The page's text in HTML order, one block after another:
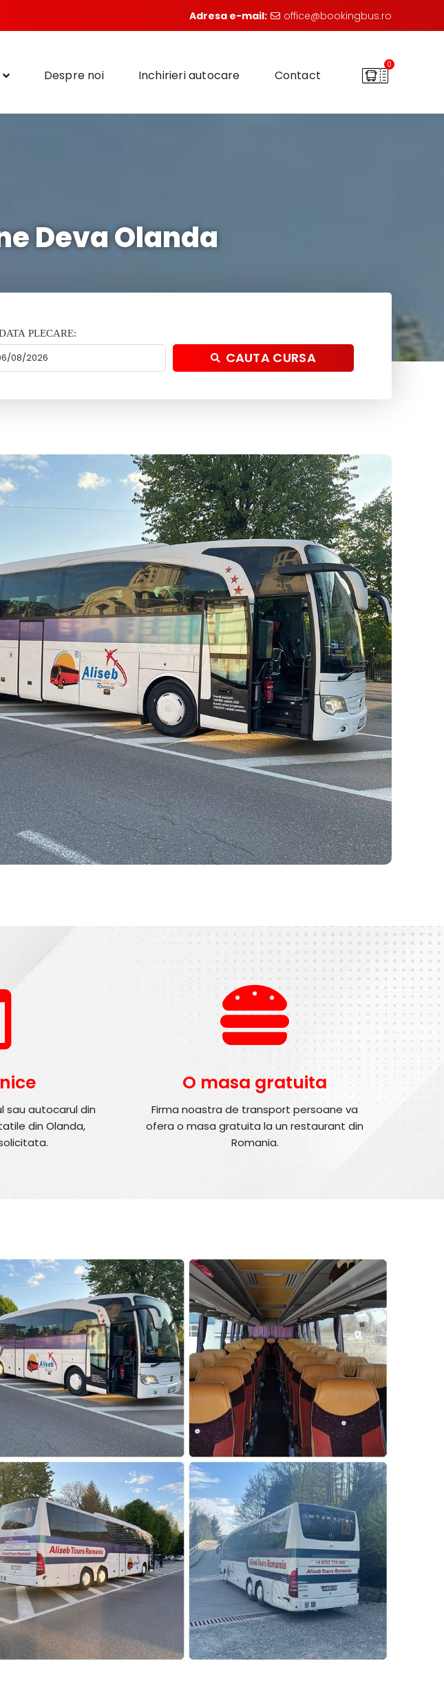
Adresa e-mail: office@bookingbus.ro
Despre noi Inchirieri autocare Contact
0
Deva Olanda
PLECARE:
CAUTA CURSA
sau autocarul din
din Olanda,
O masa gratuita
Firma noastra de transport persoane va
ofera o masa gratuita la un restaurant din
Romania.